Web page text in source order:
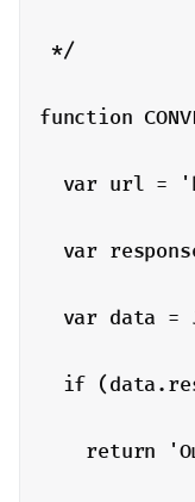
*/
function
var url =
var
var data =
if
return